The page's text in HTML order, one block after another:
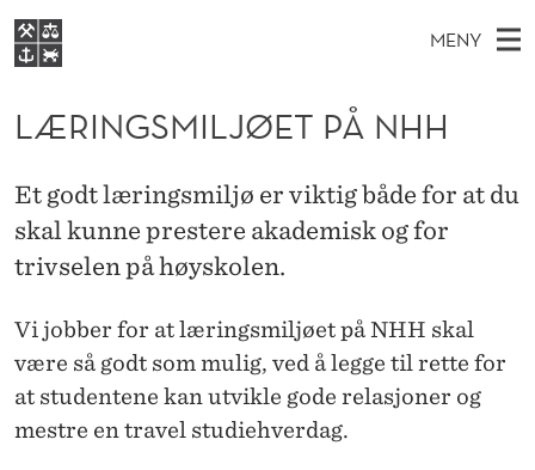
L
Æ
R
N
G
S
M
L
MENY
O
E
D
M
N
Y
VIDEREUTDANNING
Ø
T
S
T
E
D
Forsiden
Studier
Om NHH
Alumni
LÆRINGSMILJØET PÅ NHH
Et godt læringsmiljø er viktig både for at du
skal kunne prestere akademisk og for
trivselen på høyskolen.
Vi jobber for at læringsmiljøet på NHH skal
være så godt som mulig, ved å legge til rette for
at studentene kan utvikle gode relasjoner og
mestre en travel studiehverdag.